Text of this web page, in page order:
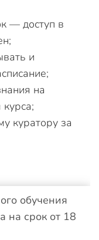
— доступ в
и
на
куратору за
обучения
на срок от 18